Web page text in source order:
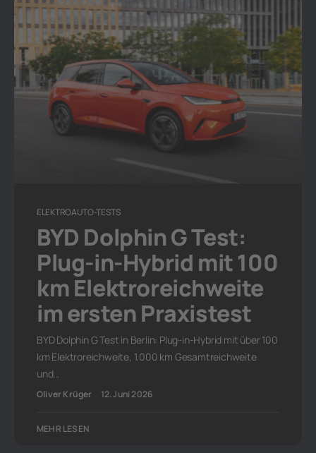
ELEKTROAUTO-TESTS
BYD Dolphin G Test:
Plug-in-Hybrid mit 100
km Elektroreichweite
im ersten Praxistest
BYD Dolphin G Test in Berlin: Plug-in-Hybrid mit über 100
km Elektroreichweite, 1.000 km Gesamtreichweite
und…
Oliver Krüger 12. Juni 2026
MEHR LESEN